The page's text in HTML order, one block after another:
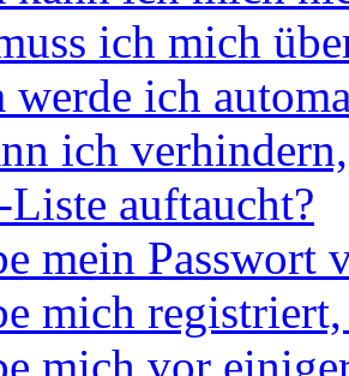
ich mich
werde ich
ich
auftaucht?
mein Passwort
mich